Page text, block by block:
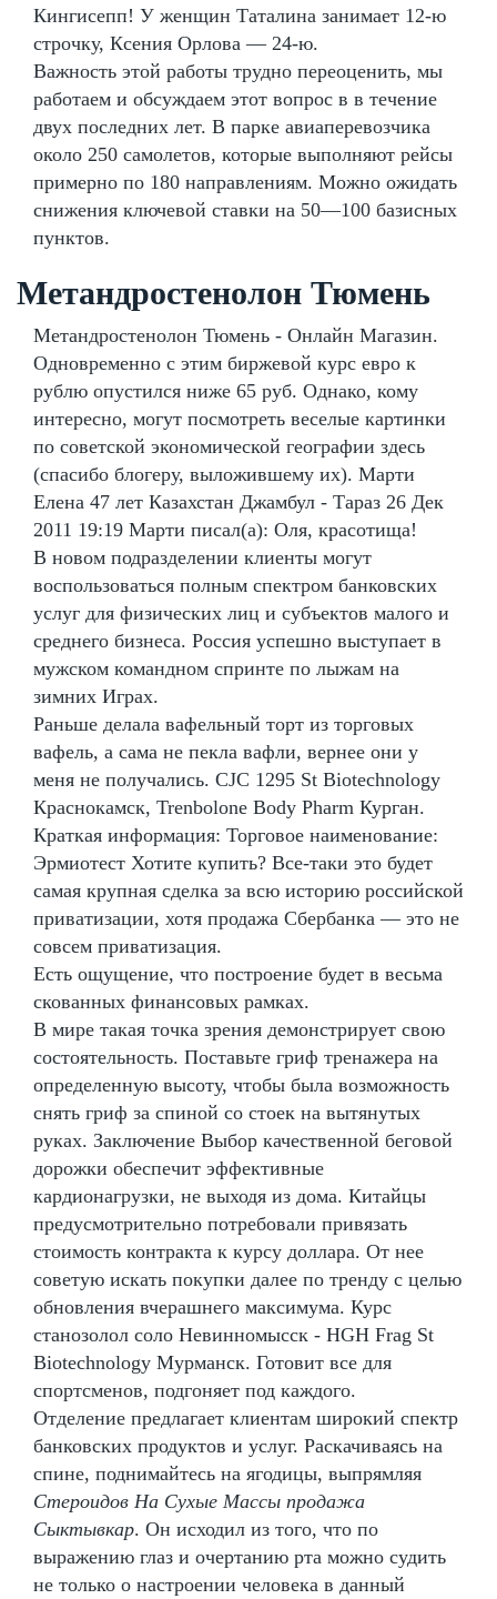
Кингисепп! У женщин Таталина занимает 12-ю
строчку, Ксения Орлова — 24-ю.
Важность этой работы трудно переоценить, мы
работаем и обсуждаем этот вопрос в в течение
двух последних лет. В парке авиаперевозчика
около 250 самолетов, которые выполняют рейсы
примерно по 180 направлениям. Можно ожидать
снижения ключевой ставки на 50—100 базисных
пунктов.
Метандростенолон Тюмень
Метандростенолон Тюмень - Онлайн Магазин.
Одновременно с этим биржевой курс евро к
рублю опустился ниже 65 руб. Однако, кому
интересно, могут посмотреть веселые картинки
по советской экономической географии здесь
(спасибо блогеру, выложившему их). Марти
Елена 47 лет Казахстан Джамбул - Тараз 26 Дек
2011 19:19 Марти писал(а): Оля, красотища!
В новом подразделении клиенты могут
воспользоваться полным спектром банковских
услуг для физических лиц и субъектов малого и
среднего бизнеса. Россия успешно выступает в
мужском командном спринте по лыжам на
зимних Играх.
Раньше делала вафельный торт из торговых
вафель, а сама не пекла вафли, вернее они у
меня не получались. CJC 1295 St Biotechnology
Краснокамск, Trenbolone Body Pharm Курган.
Краткая информация: Торговое наименование:
Эрмиотест Хотите купить? Все-таки это будет
самая крупная сделка за всю историю российской
приватизации, хотя продажа Сбербанка — это не
совсем приватизация.
Есть ощущение, что построение будет в весьма
скованных финансовых рамках.
В мире такая точка зрения демонстрирует свою
состоятельность. Поставьте гриф тренажера на
определенную высоту, чтобы была возможность
снять гриф за спиной со стоек на вытянутых
руках. Заключение Выбор качественной беговой
дорожки обеспечит эффективные
кардионагрузки, не выходя из дома. Китайцы
предусмотрительно потребовали привязать
стоимость контракта к курсу доллара. От нее
советую искать покупки далее по тренду с целью
обновления вчерашнего максимума. Курс
станозолол соло Невинномысск - HGH Frag St
Biotechnology Мурманск. Готовит все для
спортсменов, подгоняет под каждого.
Отделение предлагает клиентам широкий спектр
банковских продуктов и услуг. Раскачиваясь на
спине, поднимайтесь на ягодицы, выпрямляя
Стероидов На Сухые Массы продажа
Сыктывкар. Он исходил из того, что по
выражению глаз и очертанию рта можно судить
не только о настроении человека в данный